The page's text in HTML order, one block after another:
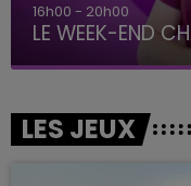
16h00 - 20h00
LE WEEK-END
LES JEUX